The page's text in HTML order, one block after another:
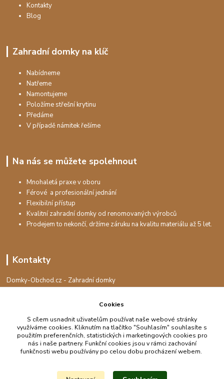
Kontakty
Blog
Zahradní domky na klíč
Nabídneme
Natřeme
Namontujeme
Položíme střešní krytinu
Předáme
V případě námitek řešíme
Na nás se můžete spolehnout
Mnohaletá praxe v oboru
Férové a profesionální jednání
Flexibilní přístup
Kvalitní zahradní domky od renomovaných výrobců
Prodejem to nekončí, držíme záruku na kvalitu materiálu až 5 let.
Kontakty
Domky-Obchod.cz - Zahradní domky
+420 730 501 925
info@domky-obchod.cz
Upravit sběr cookies.
Cookies
S cílem usnadnit uživatelům používat naše webové stránky
využíváme cookies. Kliknutím na tlačítko "Souhlasím" souhlasíte s
použitím preferenčních, statistických i marketingových cookies pro
nás i naše partnery. Funkční cookies jsou v rámci zachování
funkčnosti webu používány po celou dobu procházení webem.